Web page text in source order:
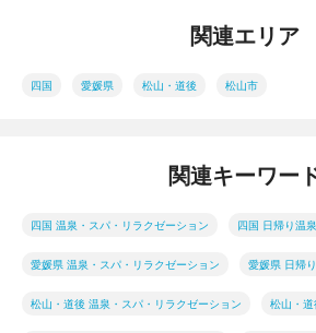
関連エリア
四国 愛媛県 松山・道後 松山市
関連キーワー
四国 温泉・スパ・リラクゼーション 四国 日帰り温泉
愛媛県 温泉・スパ・リラクゼーション 愛媛県 日帰
松山・道後 温泉・スパ・リラクゼーション 松山・